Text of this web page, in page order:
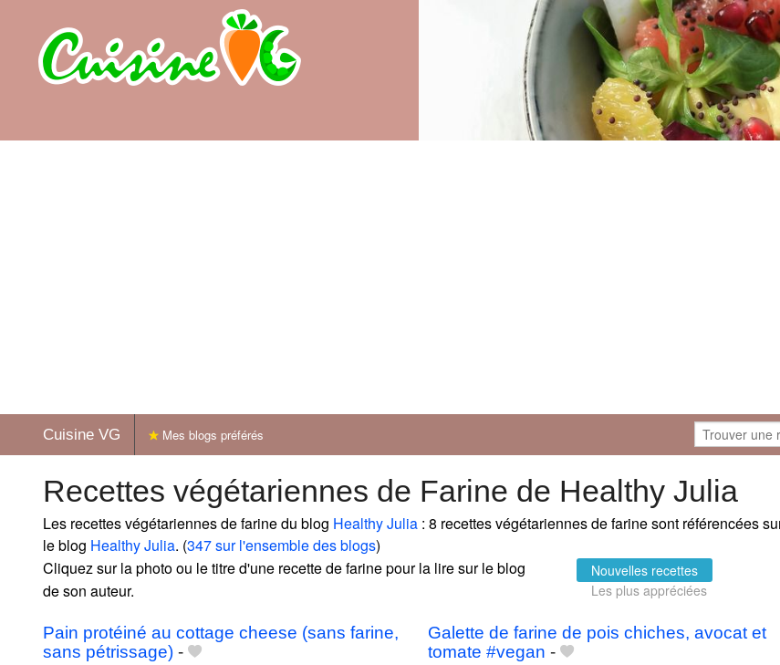
Cuisine VG Mes blogs préférés
Recettes végétariennes de Farine de Healthy Julia
Les recettes végétariennes de farine du blog Healthy Julia : 8 recettes végétariennes de farine sont référencées
le blog Healthy Julia. (347 sur l'ensemble des blogs)
Cliquez sur la photo ou le titre d'une recette de farine pour la lire sur le blog
de son auteur.
Nouvelles recettes
Les plus appréciées
Pain protéiné au cottage cheese (sans farine,
sans pétrissage) -
Galette de farine de pois chiches, avocat et
tomate #vegan -